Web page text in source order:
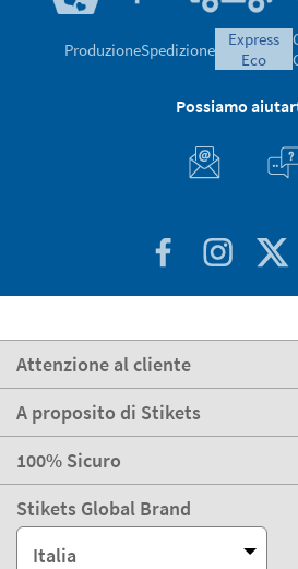
ProduzioneSpedizione
express
eco
Possiamo
Attenzione al cliente
A proposito di Stikets
100% Sicuro
Stikets Global Brand
Italia